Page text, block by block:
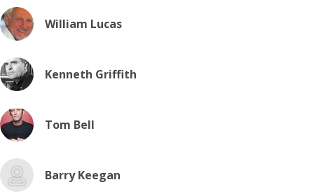
William Lucas
Kenneth Griffith
Tom Bell
Barry Keegan